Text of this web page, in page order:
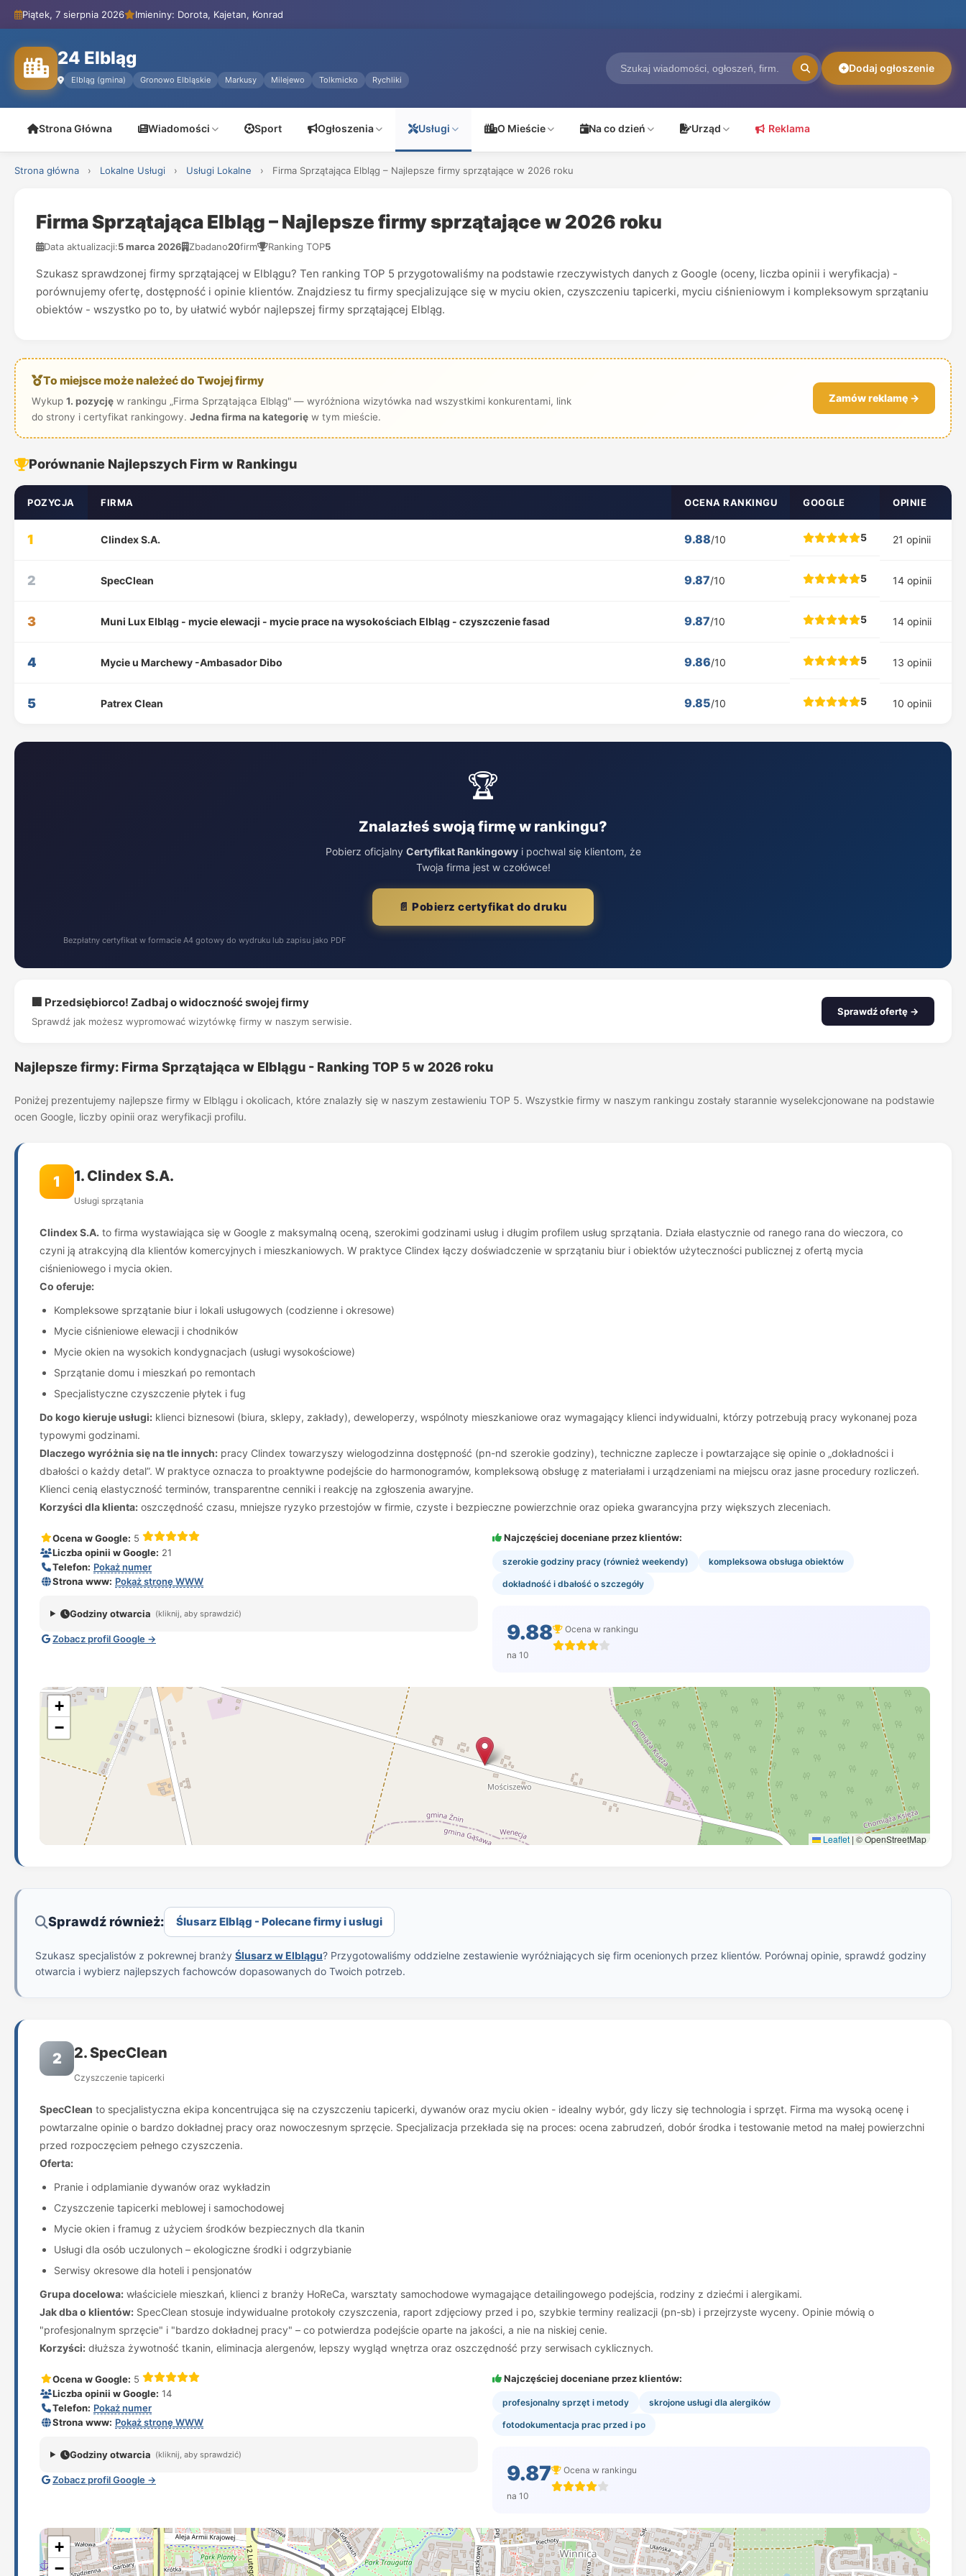
Piątek, 7 sierpnia 2026 Imieniny: Dorota, Kajetan, Konrad
24 Elbląg
Elbląg (gmina) Gronowo Elbląskie Markusy Milejewo Tolkmicko Rychliki
Dodaj ogłoszenie
Strona Główna Wiadomości Sport Ogłoszenia Usługi O Mieście Na co dzień Urząd Reklama
Strona główna › Lokalne Usługi › Usługi Lokalne › Firma Sprzątająca Elbląg – Najlepsze firmy sprzątające w 2026 roku
Firma Sprzątająca Elbląg – Najlepsze firmy sprzątające w 2026 roku
Data aktualizacji:5 marca 2026 Zbadano20firm Ranking TOP5
Szukasz sprawdzonej firmy sprzątającej w Elblągu? Ten ranking TOP 5 przygotowaliśmy na podstawie rzeczywistych danych z Google (oceny, liczba opinii i weryfikacja) -
porównujemy ofertę, dostępność i opinie klientów. Znajdziesz tu firmy specjalizujące się w myciu okien, czyszczeniu tapicerki, myciu ciśnieniowym i kompleksowym sprzątaniu
obiektów - wszystko po to, by ułatwić wybór najlepszej firmy sprzątającej Elbląg.
To miejsce może należeć do Twojej firmy
Wykup 1. pozycjęw rankingu „Firma Sprzątająca Elbląg" — wyróżniona wizytówka nad wszystkimi konkurentami, link
do strony i certyfikat rankingowy. Jedna firma na kategorięw tym mieście.
Zamów reklamę →
Porównanie Najlepszych Firm w Rankingu
POZYCJA FIRMA OCENA RANKINGU GOOGLE OPINIE
1 Clindex S.A. 9.88/10 5 21 opinii
2 SpecClean 9.87/10 5 14 opinii
3 Muni Lux Elbląg - mycie elewacji - mycie prace na wysokościach Elbląg - czyszczenie fasad 9.87/10 5 14 opinii
4 Mycie u Marchewy -Ambasador Dibo 9.86/10 5 13 opinii
5 Patrex Clean 9.85/10 5 10 opinii
🏆
Znalazłeś swoją firmę w rankingu?
Pobierz oficjalny Certyfikat Rankingowyi pochwal się klientom, że
Twoja firma jest w czołówce!
📄 Pobierz certyfikat do druku
Bezpłatny certyfikat w formacie A4 gotowy do wydruku lub zapisu jako PDF
🏢 Przedsiębiorco! Zadbaj o widoczność swojej firmy
Sprawdź jak możesz wypromować wizytówkę firmy w naszym serwisie.
Sprawdź ofertę →
Najlepsze firmy: Firma Sprzątająca w Elblągu - Ranking TOP 5 w 2026 roku
Poniżej prezentujemy najlepsze firmy w Elblągu i okolicach, które znalazły się w naszym zestawieniu TOP 5. Wszystkie firmy w naszym rankingu zostały starannie wyselekcjonowane na podstawie
ocen Google, liczby opinii oraz weryfikacji profilu.
1 1. Clindex S.A.
Usługi sprzątania
Clindex S.A. to firma wystawiająca się w Google z maksymalną oceną, szerokimi godzinami usług i długim profilem usług sprzątania. Działa elastycznie od ranego rana do wieczora, co
czyni ją atrakcyjną dla klientów komercyjnych i mieszkaniowych. W praktyce Clindex łączy doświadczenie w sprzątaniu biur i obiektów użyteczności publicznej z ofertą mycia
ciśnieniowego i mycia okien.
Co oferuje:
Kompleksowe sprzątanie biur i lokali usługowych (codzienne i okresowe)
Mycie ciśnieniowe elewacji i chodników
Mycie okien na wysokich kondygnacjach (usługi wysokościowe)
Sprzątanie domu i mieszkań po remontach
Specjalistyczne czyszczenie płytek i fug
Do kogo kieruje usługi: klienci biznesowi (biura, sklepy, zakłady), deweloperzy, wspólnoty mieszkaniowe oraz wymagający klienci indywidualni, którzy potrzebują pracy wykonanej poza
typowymi godzinami.
Dlaczego wyróżnia się na tle innych: pracy Clindex towarzyszy wielogodzinna dostępność (pn-nd szerokie godziny), techniczne zaplecze i powtarzające się opinie o „dokładności i
dbałości o każdy detal”. W praktyce oznacza to proaktywne podejście do harmonogramów, kompleksową obsługę z materiałami i urządzeniami na miejscu oraz jasne procedury rozliczeń.
Klienci cenią elastyczność terminów, transparentne cenniki i reakcję na zgłoszenia awaryjne.
Korzyści dla klienta: oszczędność czasu, mniejsze ryzyko przestojów w firmie, czyste i bezpieczne powierzchnie oraz opieka gwarancyjna przy większych zleceniach.
Ocena w Google: 5
Liczba opinii w Google: 21
Telefon: Pokaż numer
Strona www: Pokaż stronę WWW
Godziny otwarcia (kliknij, aby sprawdzić)
Zobacz profil Google →
Najczęściej doceniane przez klientów:
szerokie godziny pracy (również weekendy) kompleksowa obsługa obiektów
dokładność i dbałość o szczegóły
9.88
na 10
Ocena w rankingu
+
−
Leaflet|© OpenStreetMap
Sprawdź również: Ślusarz Elbląg - Polecane firmy i usługi
Szukasz specjalistów z pokrewnej branży Ślusarz w Elblągu? Przygotowaliśmy oddzielne zestawienie wyróżniających się firm ocenionych przez klientów. Porównaj opinie, sprawdź godziny
otwarcia i wybierz najlepszych fachowców dopasowanych do Twoich potrzeb.
2 2. SpecClean
Czyszczenie tapicerki
SpecClean to specjalistyczna ekipa koncentrująca się na czyszczeniu tapicerki, dywanów oraz myciu okien - idealny wybór, gdy liczy się technologia i sprzęt. Firma ma wysoką ocenę i
powtarzalne opinie o bardzo dokładnej pracy oraz nowoczesnym sprzęcie. Specjalizacja przekłada się na proces: ocena zabrudzeń, dobór środka i testowanie metod na małej powierzchni
przed rozpoczęciem pełnego czyszczenia.
Oferta:
Pranie i odplamianie dywanów oraz wykładzin
Czyszczenie tapicerki meblowej i samochodowej
Mycie okien i framug z użyciem środków bezpiecznych dla tkanin
Usługi dla osób uczulonych – ekologiczne środki i odgrzybianie
Serwisy okresowe dla hoteli i pensjonatów
Grupa docelowa: właściciele mieszkań, klienci z branży HoReCa, warsztaty samochodowe wymagające detailingowego podejścia, rodziny z dziećmi i alergikami.
Jak dba o klientów: SpecClean stosuje indywidualne protokoły czyszczenia, raport zdjęciowy przed i po, szybkie terminy realizacji (pn-sb) i przejrzyste wyceny. Opinie mówią o
"profesjonalnym sprzęcie" i "bardzo dokładnej pracy" – co potwierdza podejście oparte na jakości, a nie na niskiej cenie.
Korzyści: dłuższa żywotność tkanin, eliminacja alergenów, lepszy wygląd wnętrza oraz oszczędność przy serwisach cyklicznych.
Ocena w Google: 5
Liczba opinii w Google: 14
Telefon: Pokaż numer
Strona www: Pokaż stronę WWW
Godziny otwarcia (kliknij, aby sprawdzić)
Zobacz profil Google →
Najczęściej doceniane przez klientów:
profesjonalny sprzęt i metody skrojone usługi dla alergików
fotodokumentacja prac przed i po
9.87
na 10
Ocena w rankingu
+
−